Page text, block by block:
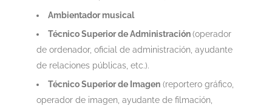
Ambientador musical
Técnico Superior de Administración(operador
de ordenador, oficial de administración, ayudante
de relaciones públicas, etc.).
Técnico Superior de Imagen(reportero gráfico,
operador de imagen, ayudante de filmación,